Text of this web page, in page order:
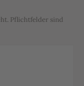
Pflichtfelder sind